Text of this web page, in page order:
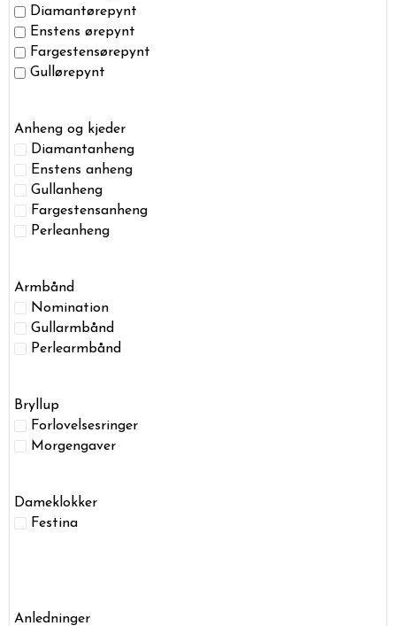
Diamantørepynt
Enstens ørepynt
Fargestensørepynt
Gullørepynt
Anheng og kjeder
Diamantanheng
Enstens anheng
Gullanheng
Fargestensanheng
Perleanheng
Armbånd
Nomination
Gullarmbånd
Perlearmbånd
Bryllup
Forlovelsesringer
Morgengaver
Dameklokker
Festina
Anledninger